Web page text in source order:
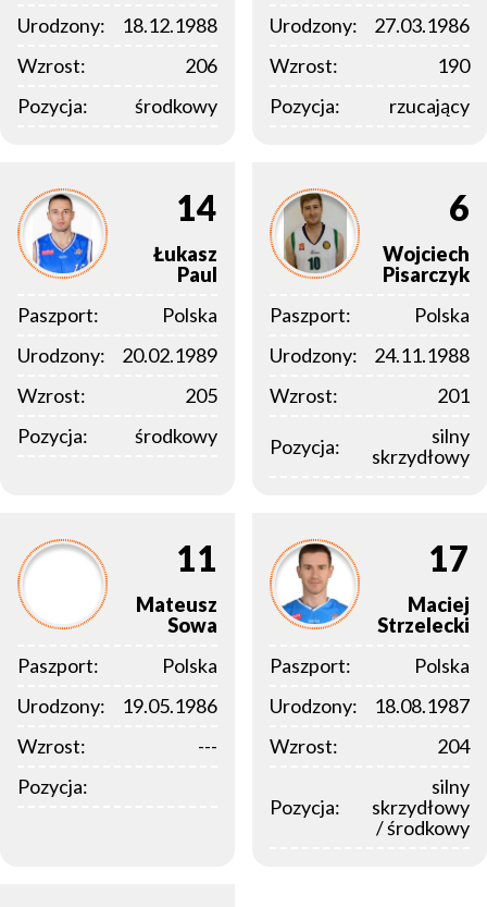
Urodzony:
18.12.1988
Wzrost:
206
Pozycja:
środkowy
Urodzony:
27.03.1986
Wzrost:
190
Pozycja:
rzucający
14
Łukasz
Paul
Paszport:
Polska
Urodzony:
20.02.1989
Wzrost:
205
Pozycja:
środkowy
6
Wojciech
Pisarczyk
Paszport:
Polska
Urodzony:
24.11.1988
Wzrost:
201
Pozycja:
silny
skrzydłowy
11
Mateusz
Sowa
Paszport:
Polska
Urodzony:
19.05.1986
Wzrost:
---
Pozycja:
17
Maciej
Strzelecki
Paszport:
Polska
Urodzony:
18.08.1987
Wzrost:
204
Pozycja:
silny
skrzydłowy
/ środkowy